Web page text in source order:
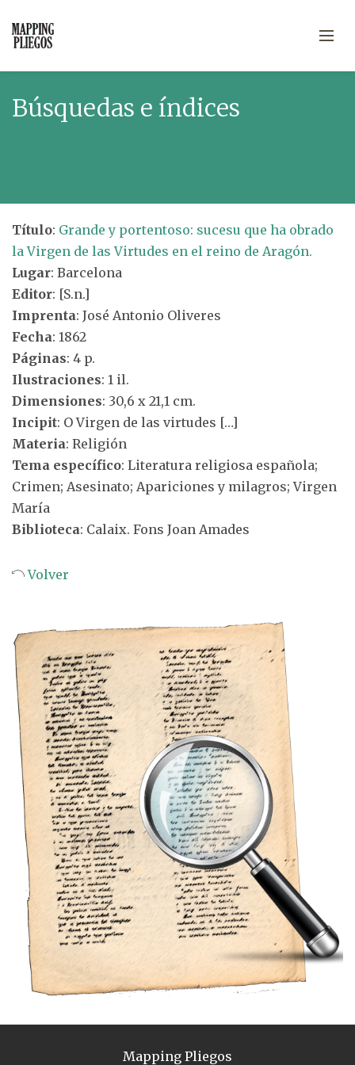
Búsquedas e índices
Título: Grande y portentoso: sucesu que ha obrado
la Virgen de las Virtudes en el reino de Aragón.
Lugar: Barcelona
Editor: [S.n.]
Imprenta: José Antonio Oliveres
Fecha: 1862
Páginas: 4 p.
Ilustraciones: 1 il.
Dimensiones: 30,6 x 21,1 cm.
Incipit: O Virgen de las virtudes […]
Materia: Religión
Tema específico: Literatura religiosa española;
Crimen; Asesinato; Apariciones y milagros; Virgen
María
Biblioteca: Calaix. Fons Joan Amades
Volver
Mapping Pliegos